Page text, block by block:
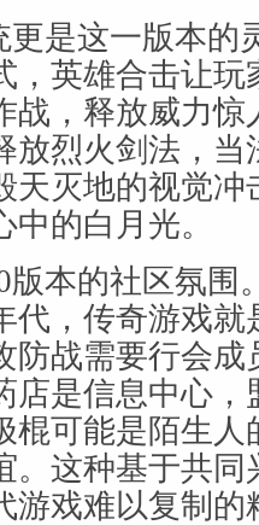
是这一版本的
，英雄合击让
战，释放威力惊
放烈火剑法，当
天灭地的视觉
的白月光。
版本的社区氛围
代，传奇游戏就
防战需要行会
店是信息中心，
棍可能是陌生人
。这种基于共同
游戏难以复制的